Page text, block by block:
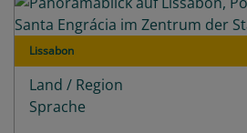
Lissabon
Land / Region
Sprache